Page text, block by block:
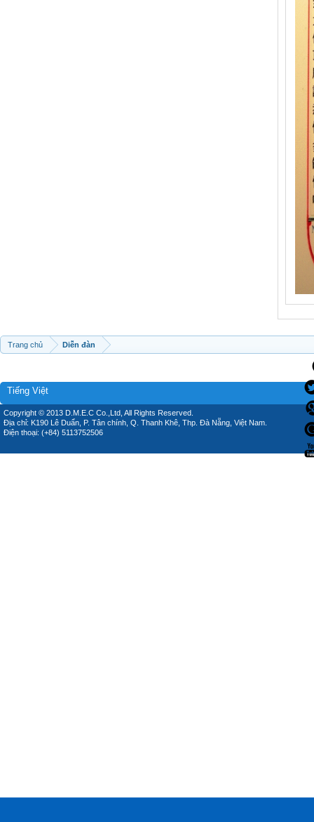
Trang chủ Diễn đàn
Tiếng Việt
Copyright © 2013 D.M.E.C Co.,Ltd, All Rights Reserved.
Địa chỉ: K190 Lê Duẩn, P. Tân chính, Q. Thanh Khê, Thp. Đà Nẵng, Việt Nam.
Điện thoại: (+84) 5113752506